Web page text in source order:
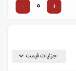
+
-
جزئیات قیمت